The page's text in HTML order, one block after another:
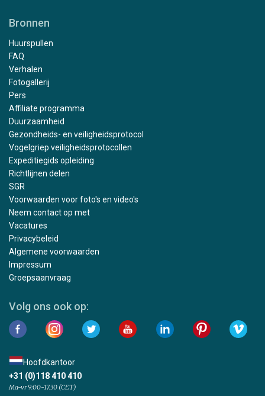
Bronnen
Huurspullen
FAQ
Verhalen
Fotogallerij
Pers
Affiliate programma
Duurzaamheid
Gezondheids- en veiligheidsprotocol
Vogelgriep veiligheidsprotocollen
Expeditiegids opleiding
Richtlijnen delen
SGR
Voorwaarden voor foto's en video's
Neem contact op met
Vacatures
Privacybeleid
Algemene voorwaarden
Impressum
Groepsaanvraag
Volg ons ook op:
Hoofdkantoor
+31 (0)118 410 410
Ma-vr 9:00-17:30 (CET)